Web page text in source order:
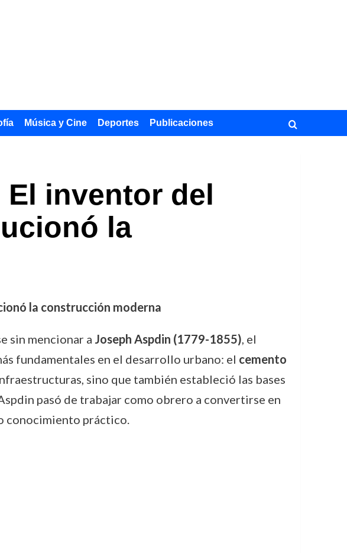
Música y Cine Deportes Publicaciones
El inventor del
la
la construcción moderna
sin mencionar a Joseph Aspdin (1779-1855), el
fundamentales en el desarrollo urbano: el cemento
sino que también estableció las bases
pasó de trabajar como obrero a convertirse en
conocimiento práctico.